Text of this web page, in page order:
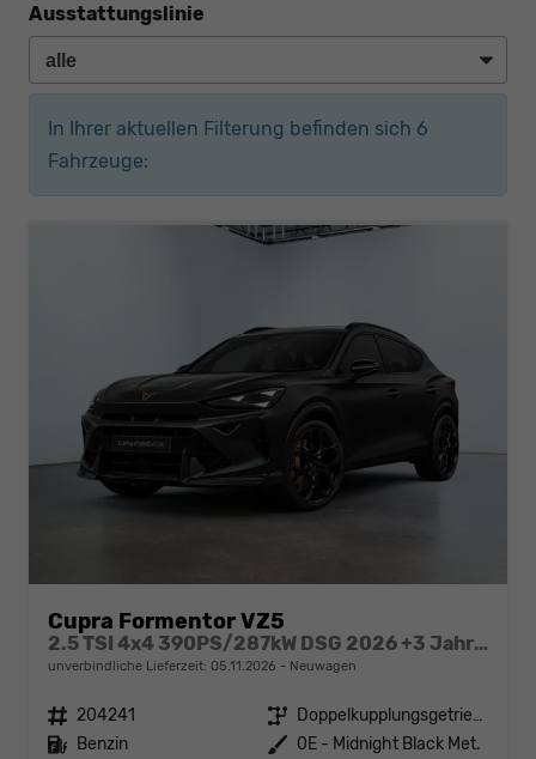
Ausstattungslinie
In Ihrer aktuellen Filterung befinden sich 6
Fahrzeuge:
Cupra Formentor VZ5
2.5 TSI 4x4 390PS/287kW DSG 2026 +3 Jahre Garantie+360+MATRIX
unverbindliche Lieferzeit: 05.11.2026 Neuwagen
Fahrzeugnr. 204241 Getriebe
Doppelkupplungsgetriebe (DSG)
Kraftstoff Benzin Außenfarbe 0E - Midnight Black Met.